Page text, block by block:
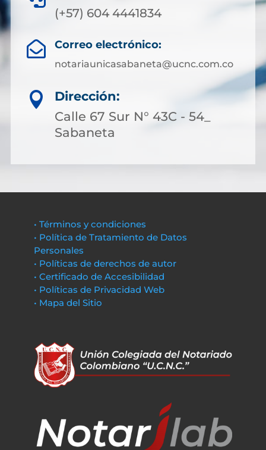
(+57) 604 4441834
 Correo electrónico:
notariaunicasabaneta@ucnc.com.co

Dirección:
Calle 67 Sur N° 43C - 54_
Sabaneta
• Términos y condiciones
• Política de Tratamiento de Datos
Personales
• Políticas de derechos de autor
• Certificado de Accesibilidad
• Políticas de Privacidad Web
• Mapa del Sitio